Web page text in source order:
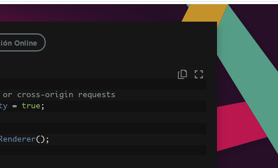
Online
cross-origin requests
= true ;
();